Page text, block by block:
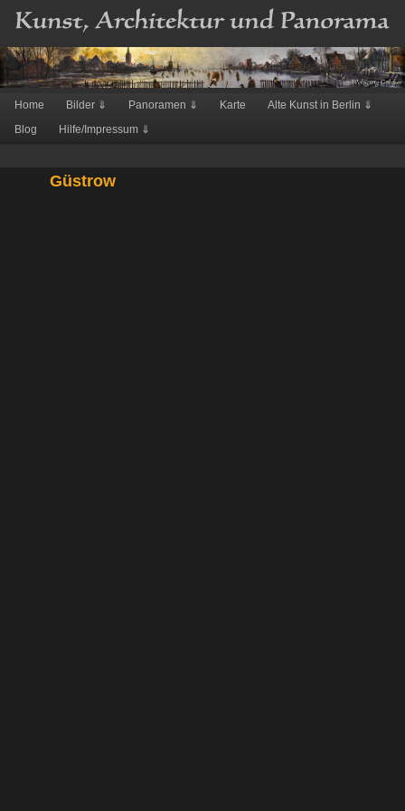
Hauptmenü
Zum
Inhalt
Home Bilder ⇓ Panoramen ⇓ Karte
Alte Kunst in Berlin ⇓
Blog
Hilfe/Impressum ⇓
Güstrow